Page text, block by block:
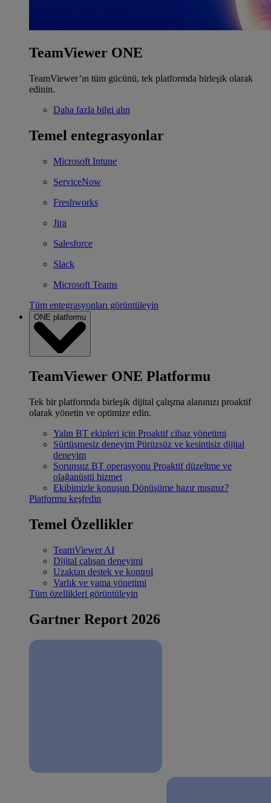
TeamViewer ONE
TeamViewer’ın tüm gücünü, tek platformda birleşik olarak
edinin.
Daha fazla bilgi alın
Temel entegrasyonlar
Microsoft Intune
ServiceNow
Freshworks
Jira
Salesforce
Slack
Microsoft Teams
Tüm entegrasyonları görüntüleyin
ONE platformu
TeamViewer ONE Platformu
Tek bir platformda birleşik dijital çalışma alanınızı proaktif
olarak yönetin ve optimize edin.
Yalın BT ekipleri için Proaktif cihaz yönetimi
Sürtüşmesiz deneyim Pürüzsüz ve kesintisiz dijital
deneyim
Sorunsuz BT operasyonu Proaktif düzeltme ve
olağanüstü hizmet
Ekibimizle konuşun Dönüşüme hazır mısınız?
Platformu keşfedin
Temel Özellikler
TeamViewer AI
Dijital çalışan deneyimi
Uzaktan destek ve kontrol
Varlık ve yama yönetimi
Tüm özellikleri görüntüleyin
Gartner Report 2026